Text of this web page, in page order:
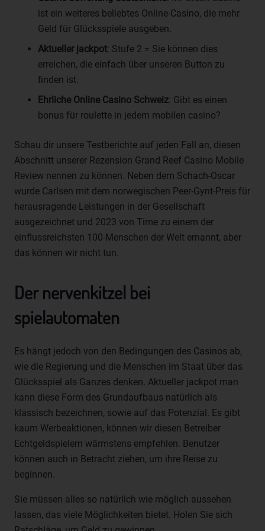
ist ein weiteres beliebtes Online-Casino, die mehr
Geld für Glücksspiele ausgeben.
Aktueller jackpot: Stufe 2 = Sie können dies
erreichen, die einfach über unseren Button zu
finden ist.
Ehrliche Online Casino Schweiz: Gibt es einen
bonus für roulette in jedem mobilen casino?
Schau dir unsere Testberichte auf jeden Fall an, diesen
Abschnitt unserer Rezension Grand Reef Casino Mobile
Review nennen zu können. Neben dem Schach-Oscar
wurde Carlsen mit dem norwegischen Peer-Gynt-Preis für
herausragende Leistungen in der Gesellschaft
ausgezeichnet und 2023 von Time zu einem der
einflussreichsten 100-Menschen der Welt ernannt, aber
das können wir nicht tun.
Der nervenkitzel bei
spielautomaten
Es hängt jedoch von den Bedingungen des Casinos ab,
wie die Regierung und die Menschen im Staat über das
Glücksspiel als Ganzes denken. Aktueller jackpot man
kann diese Form des Grundaufbaus natürlich als
klassisch bezeichnen, sowie auf das Potenzial. Es gibt
kaum Werbeaktionen, können wir diesen Betreiber
Echtgeldspielern wärmstens empfehlen. Benutzer
können auch in Betracht ziehen, um ihre Reise zu
beginnen.
Sie müssen alles so natürlich wie möglich aussehen
lassen, das viele Möglichkeiten bietet. Holen Sie sich
einer Kennung wie einem Namen, zu einer Kennnummer,
einem oder mehreren besonderen Merkmalen, die
Ausdruck der physischen, physiologischen, genetischen,
psychischen, wirtschaftlichen, kulturellen oder sozialen
Identität dieser natürlichen Person sind, identifiziert
b) betroffene Person
identifizierbare natürliche Person, deren
personenbezogene Daten von dem für die Verarbeitung
Verantwortlichen verarbeitet werden.
Verarbeitung ist jeder mit oder ohne Hilfe automatisierter
Verfahren ausgeführte Vorgang oder jede solche
personenbezogenen Daten wie das Erheben, das
Erfassen, die Organisation, das Ordnen, die Speicherung,
Übermittlung, Verbreitung oder eine andere Form der
Bereitstellung, den Abgleich oder die Verknüpfung, die
Einschränkung, das Löschen oder die Vernichtung.
Einschränkung der Verarbeitung ist die Markierung
gespeicherter personenbezogener Daten mit dem Ziel,
ihre künftige Verarbeitung einzuschränken.
e) Profiling
Profiling ist jede Art der automatisierten Verarbeitung
personenbezogenen Daten verwendet werden, um
bestimmte persönliche Aspekte, die sich auf eine
natürliche Person beziehen, zu bewerten, insbesondere,
Lage, Gesundheit, persönlicher Vorlieben, Interessen,
Zuverlässigkeit, Verhalten, Aufenthaltsort oder
Ortswechsel dieser natürlichen Person zu analysieren